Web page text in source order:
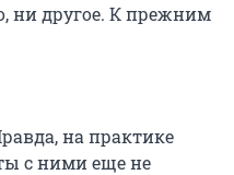
ни другое. К прежним
на практике
с ними еще не